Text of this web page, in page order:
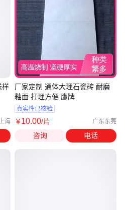
样
海
厂家定制 通体大理石瓷砖 耐磨
釉面 打理方便 鹰牌
真实性已核验
￥10.00/片 广东东莞
咨询 电话